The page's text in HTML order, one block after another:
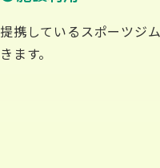
提携しているスポーツジ
きます。